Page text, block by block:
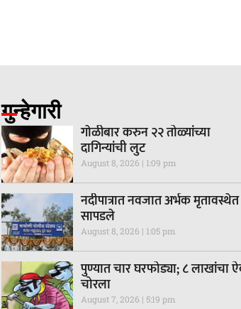
गुन्हेगारी
गाेळीबार करुन २२ तोळ्यांच्या
दागिन्यांची लुट
August 8, 2026 1:09 pm
नदीपात्रात नवजात अर्भक मृतावस्थेत
सापडले
August 8, 2026 1:05 pm
पुण्यात चार घरफोड्या; ८ लाखांचा
चोरला
August 7, 2026 5:19 pm